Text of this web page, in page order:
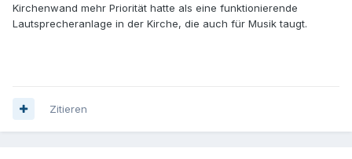
Kirchenwand mehr Priorität hatte als eine funktionierende
Lautsprecheranlage in der Kirche, die auch für Musik taugt.
Zitieren